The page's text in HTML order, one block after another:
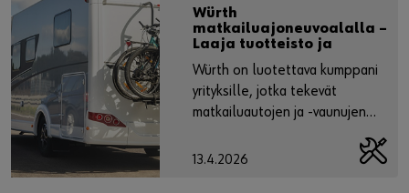
Würth
matkailuajoneuvoalalla –
Laaja tuotteisto ja
kattavat palvelut
ammattilaisten tarpeisiin
Würth on luotettava kumppani
yrityksille, jotka tekevät
matkailuautojen ja -vaunujen
huolto-, korjaus-, korikorjaus-,
13.4.2026